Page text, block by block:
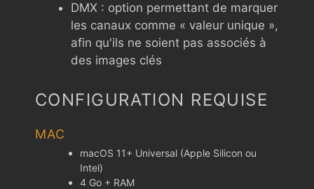
DMX : option permettant de marquer
les canaux comme « valeur unique »,
afin qu'ils ne soient pas associés à
des images clés
CONFIGURATION REQUISE
MAC
macOS 11+ Universal (Apple Silicon ou
Intel)
4 Go + RAM